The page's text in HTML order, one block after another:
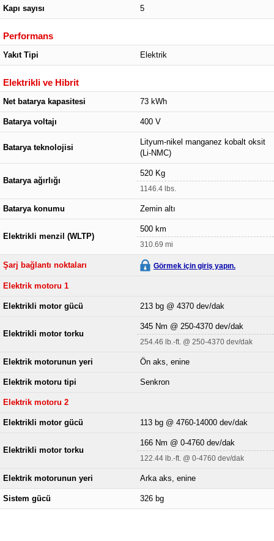
Kapı sayısı 5
Performans
Yakıt Tipi Elektrik
Elektrikli ve Hibrit
Net batarya kapasitesi 73 kWh
Batarya voltajı 400 V
Batarya teknolojisi
Lityum-nikel manganez kobalt oksit
(Li-NMC)
Batarya ağırlığı
520 Kg
1146.4 lbs.
Batarya konumu Zemin altı
Elektrikli menzil (WLTP)
500 km
310.69 mi
Şarj bağlantı noktaları Görmek için giriş yapın.
Elektrik motoru 1
Elektrikli motor gücü 213 bg @ 4370 dev/dak
Elektrikli motor torku
345 Nm @ 250-4370 dev/dak
254.46 lb.-ft. @ 250-4370 dev/dak
Elektrik motorunun yeri Ön aks, enine
Elektrik motoru tipi Senkron
Elektrik motoru 2
Elektrikli motor gücü 113 bg @ 4760-14000 dev/dak
Elektrikli motor torku
166 Nm @ 0-4760 dev/dak
122.44 lb.-ft. @ 0-4760 dev/dak
Elektrik motorunun yeri Arka aks, enine
Sistem gücü 326 bg